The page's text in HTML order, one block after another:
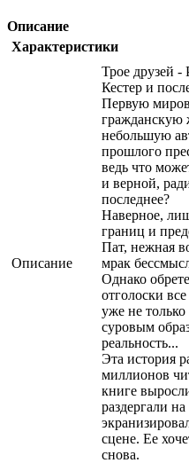
Описание
Характеристики
Описание
Трое друзей
Кестер и
Первую
гражданскую
небольшую
прошлого
ведь что
и верной,
последнее?
Наверное,
границ и
Пат, нежная
мрак
Однако
отголоски
уже не
суровым
реальность...
Эта история
миллионов
книге
раздергали
сцене. Ее
снова.